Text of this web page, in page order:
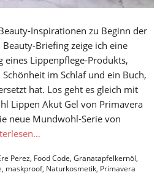
Inspirationen zu Beginn der
Briefing zeige ich eine
eines Lippenpflege-Produkts,
im Schlaf und ein Buch,
hat. Los geht es gleich mit
Lippen Akut Gel von Primavera
neue Mundwohl-Serie von
Perez, Food Code, Granatapfelkernöl,
, maskproof, Naturkosmetik, Primavera